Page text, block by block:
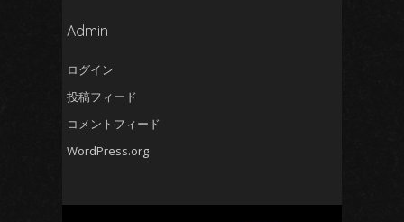
2024年7月
Admin
ログイン
投稿フィード
コメントフィード
WordPress.org